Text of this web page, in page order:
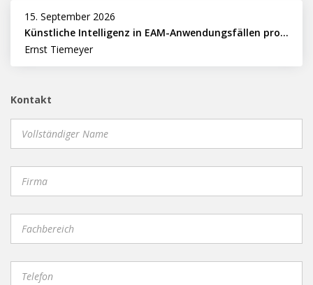
15. September 2026
Künstliche Intelligenz in EAM-Anwendungsfällen professionell nutzen
Ernst Tiemeyer
Kontakt